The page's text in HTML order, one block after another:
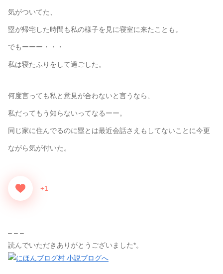
気がついてた、
塁が帰宅した時間も私の様子を見に寝室に来たことも。
でもーーー・・・
私は寝たふりをして過ごした。
何度言っても私と意見が合わないと言うなら、
私だってもう知らないってなるーー。
同じ家に住んでるのに塁とは最近会話さえもしてないことに今更
ながら気が付いた。
+1
– – –
読んでいただきありがとうございました*。